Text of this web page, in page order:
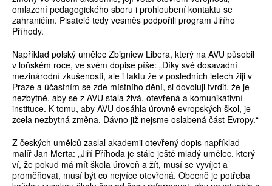
omlazení pedagogického sboru i prohloubení kontaktu se
zahraničím. Pisatelé tedy vesměs podpořili program Jiřího
Příhody.
Například polský umělec Zbigniew Libera, který na AVU působil
v loňském roce, ve svém dopise píše: „Díky své dosavadní
mezinárodní zkušenosti, ale i faktu že v posledních letech žiji v
Praze a účastním se zde místního dění, si dovoluji tvrdit, že je
nezbytné, aby se z AVU stala živá, otevřená a komunikativní
instituce. K tomu, aby AVU dosáhla úrovně evropských škol, je
zcela nezbytná změna. Dávno již nejsme oslabená část Evropy.“
Z českých umělců zaslal akademii otevřený dopis například
malíř Jan Merta: „Jiří Příhoda je stále ještě mladý umělec, který
ví, že pokud má mít škola úroveň a žít, musí se vyvíjet a
proměňovat, musí být co nejvíce otevřená. Obecně je potřeba